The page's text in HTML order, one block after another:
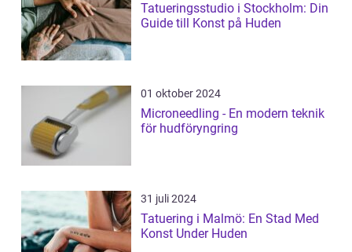
Tatueringsstudio i Stockholm: Din
Guide till Konst på Huden
01 oktober 2024
Microneedling - En modern teknik
för hudföryngring
31 juli 2024
Tatuering i Malmö: En Stad Med
Konst Under Huden